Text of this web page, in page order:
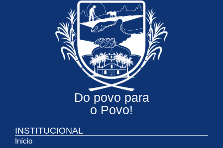
Do povo para
o Povo!
INSTITUCIONAL
Início